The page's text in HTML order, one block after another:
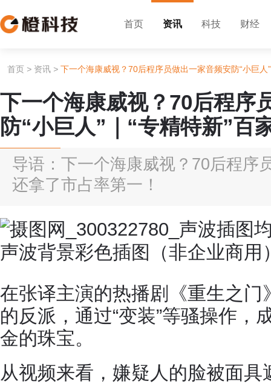
首页 资讯 科技 财经
首页 > 资讯 > 下一个海康威视？70后程序员做出一家音频安防“小巨人
下一个海康威视？70后程序
防“小巨人”｜“专精特新”百
导语：下一个海康威视？70后程序
还拿了市占率第一！
在张译主演的热播剧《重生之
的反派，通过“变装”等骚操作，
金的珠宝。
从视频来看，嫌疑人的脸被面